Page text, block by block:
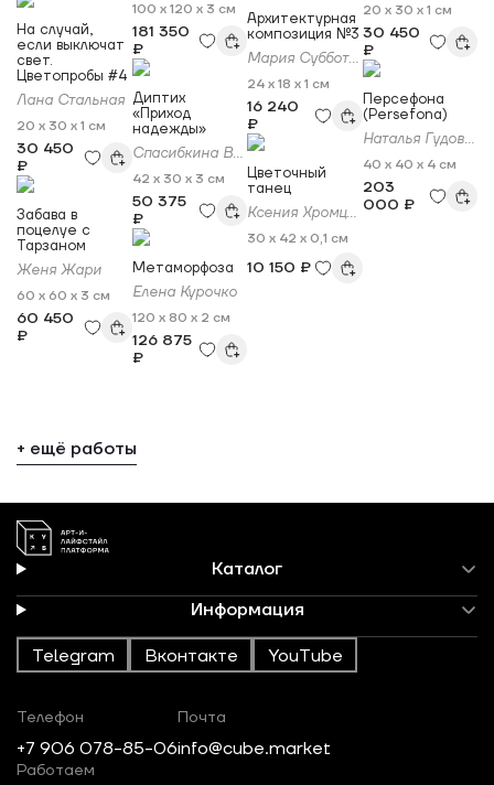
На случай,
если выключат
свет.
Цветопробы #4
Лана Стальная
20 x 30 x 1 см
30 450
₽
Забава в
поцелуе с
Тарзаном
Женя Жари
60 x 60 x 3 см
60 450
₽
100 x 120 x 3 см
181 350
₽
Диптих
«Приход
надежды»
Спасибкина Вера
42 x 30 x 3 см
50 375
₽
Метаморфоза
Елена Курочко
120 x 80 x 2 см
126 875
₽
Архитектурная
композиция №3
Мария Субботина
24 x 18 x 1 см
16 240
₽
Цветочный
танец
Ксения Хромцова
30 x 42 x 0,1 см
10 150 ₽
20 x 30 x 1 см
30 450
₽
Персефона
(Persefona)
Наталья Гудович
40 x 40 x 4 см
203
000 ₽
+ ещё работы
Каталог
Информация
Telegram Вконтакте YouTube
Телефон
+7 906 078-85-06
Почта
info@cube.market
Работаем